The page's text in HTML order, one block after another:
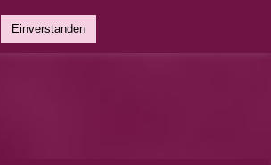
Einverstanden